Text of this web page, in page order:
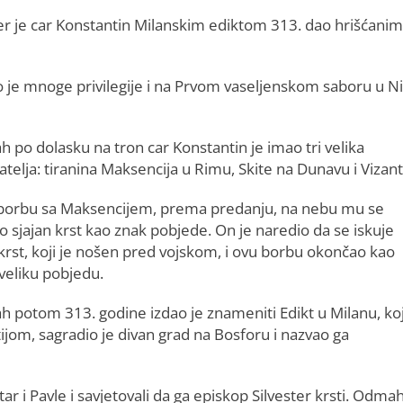
je car Konstantin Milanskim ediktom 313. dao
mnoge privilegije i na Prvom vaseljenskom saboru u
po dolasku na tron car Konstantin je imao tri velika
tiranina Maksencija u Rimu, Skite na Dunavu i
sa Maksencijem, prema predanju, na nebu mu se
sjajan krst kao znak pobjede. On je naredio da se iskuje
koji je nošen pred vojskom, i ovu borbu okončao kao
pobjedu.
potom 313. godine izdao je znameniti Edikt u Milanu,
sagradio je divan grad na Bosforu i nazvao ga
i Pavle i savjetovali da ga episkop Silvester krsti.